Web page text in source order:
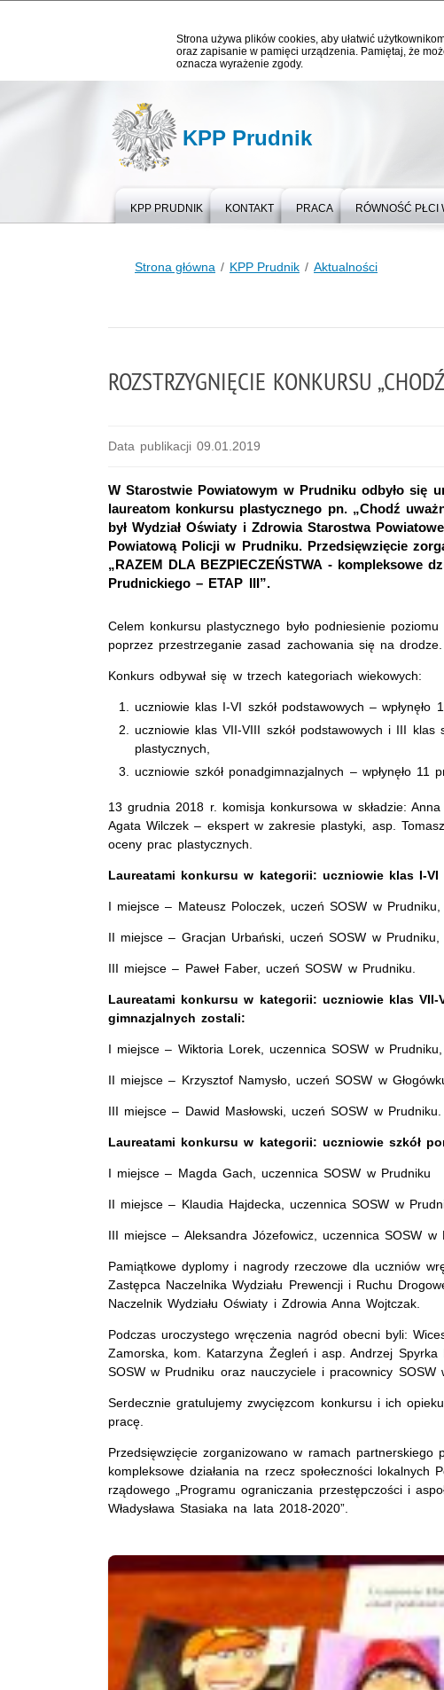
Strona używa plików cookies, aby ułatwić
oraz zapisanie w pamięci urządzenia. Pamiętaj, że
oznacza wyrażenie zgody.
KPP Prudnik
KPP PRUDNIK KONTAKT PRACA RÓWNOŚĆ PŁCI
Strona główna KPP Prudnik Aktualności
ROZSTRZYGNIĘCIE KONKURSU
Data publikacji 09.01.2019
W Starostwie Powiatowym w Prudniku odbyło się
laureatom konkursu plastycznego pn. „Chodź
był Wydział Oświaty i Zdrowia Starostwa
Powiatową Policji w Prudniku. Przedsięwzięcie
„RAZEM DLA BEZPIECZEŃSTWA - kompleksowe
Prudnickiego – ETAP III”.
Celem konkursu plastycznego było podniesienie
poprzez przestrzeganie zasad zachowania się na drodze.
Konkurs odbywał się w trzech kategoriach wiekowych:
uczniowie klas I-VI szkół podstawowych – wpłynęło
uczniowie klas VII-VIII szkół podstawowych i III klas
plastycznych,
uczniowie szkół ponadgimnazjalnych – wpłynęło 11
13 grudnia 2018 r. komisja konkursowa w składzie:
Agata Wilczek – ekspert w zakresie plastyki, asp.
oceny prac plastycznych.
Laureatami konkursu w kategorii: uczniowie klas I-VI
I miejsce – Mateusz Poloczek, uczeń SOSW w Prudniku,
II miejsce – Gracjan Urbański, uczeń SOSW w Prudniku,
III miejsce – Paweł Faber, uczeń SOSW w Prudniku.
Laureatami konkursu w kategorii: uczniowie klas VII-
gimnazjalnych zostali:
I miejsce – Wiktoria Lorek, uczennica SOSW w Prudniku,
II miejsce – Krzysztof Namysło, uczeń SOSW w
III miejsce – Dawid Masłowski, uczeń SOSW w Prudniku.
Laureatami konkursu w kategorii: uczniowie szkół
I miejsce – Magda Gach, uczennica SOSW w Prudniku
II miejsce – Klaudia Hajdecka, uczennica SOSW w
III miejsce – Aleksandra Józefowicz, uczennica SOSW w
Pamiątkowe dyplomy i nagrody rzeczowe dla uczniów
Zastępca Naczelnika Wydziału Prewencji i Ruchu
Naczelnik Wydziału Oświaty i Zdrowia Anna Wojtczak.
Podczas uroczystego wręczenia nagród obecni byli:
Zamorska, kom. Katarzyna Żegleń i asp. Andrzej
SOSW w Prudniku oraz nauczyciele i pracownicy SOSW
Serdecznie gratulujemy zwycięzcom konkursu i ich
pracę.
Przedsięwzięcie zorganizowano w ramach partnerskiego
kompleksowe działania na rzecz społeczności
rządowego „Programu ograniczania przestępczości i
Władysława Stasiaka na lata 2018-2020”.